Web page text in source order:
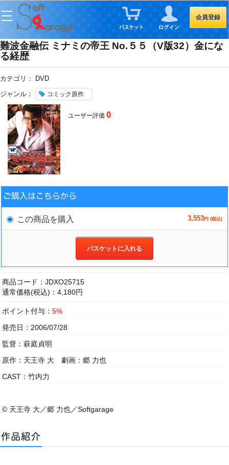
会員登録
難波金融伝 ミナミの帝王 No.５５（V版32）金にな
る経歴
カテゴリ：
DVD
ジャンル：
コミック原作
ユーザー評価0
この商品を購入 3,553円 (税込)
バスケットに入れる
商品コード：JDXO25715
通常価格(税込)：4,180円
ポイント付与：5%
発売日：2006/07/28
監督：萩庭貞明
原作：天王寺 大 劇画：郷 力也
CAST：竹内力
© 天王寺 大／郷 力也／Softgarage